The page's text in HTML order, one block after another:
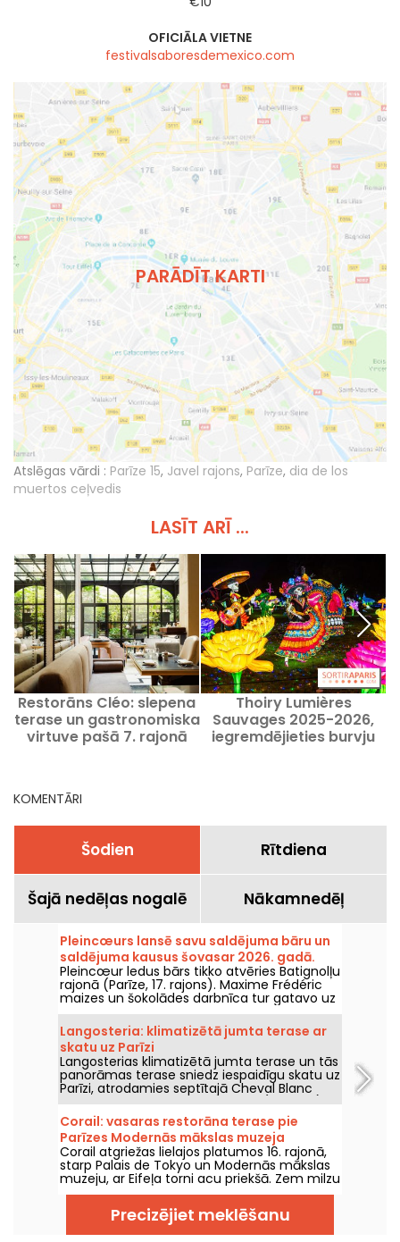
OFICIĀLA VIETNE
festivalsaboresdemexico.com
PARĀDĪT KARTI
Atslēgas vārdi : Parīze 15, Javel rajons, Parīze, dia de los
muertos ceļvedis
LASĪT ARĪ ...
Restorāns Cléo: slepena
terase un gastronomiska
virtuve pašā 7. rajonā
Thoiry Lumières
Sauvages 2025-2026,
iegremdējieties burvju
KOMENTĀRI
Šodien Rītdiena
Šajā nedēļas nogalē Nākamnedēļ
Pleincœurs lansē savu saldējuma bāru un
saldējuma kausus šovasar 2026. gadā.
Pleincœur ledus bārs tikko atvēries Batignolļu
rajonā (Parīze, 17. rajons). Maxime Frédéric
maizes un šokolādes darbnīca tur gatavo uz
vietas minūtes saldējumus un rokām
darinātas saldējuma kausus, kurus būs
iespējams izbaudīt šovasar 2026. gadā.
Langosteria: klimatizētā jumta terase ar
skatu uz Parīzi
Langosterias klimatizētā jumta terase un tās
panorāmas terase sniedz iespaidīgu skatu uz
Parīzi, atrodamies septītajā Cheval Blanc
ēkas stāvā, bijušajā Samaritaine (1. rajons).
Mēs to izbaudījām karstākajā 2026. gada
vasarā — stāstām, kā tas aizgāja.
Corail: vasaras restorāna terase pie
Parīzes Modernās mākslas muzeja
priekšdaļas – atsauksmes un foto
Corail atgriežas lielajos platumos 16. rajonā,
starp Palais de Tokyo un Modernās mākslas
muzeju, ar Eifeļa torni acu priekšā. Zem milzu
saulessargiem bijušais Forest atklāj vasaras
pauzi ar Vidusjūras noskaņu, no zemes līdz
jūrai — atsvaidzinoši kokteiļi, krāsaini ēdienu
šķīvji un korāla krāsas saulriets.
Precizējiet meklēšanu